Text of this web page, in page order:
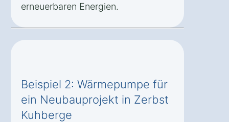
erneuerbaren Energien.
Beispiel 2: Wärmepumpe für
ein Neubauprojekt in Zerbst
Kuhberge